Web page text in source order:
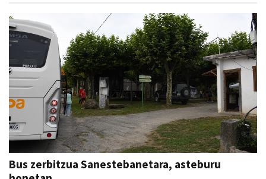
Bus zerbitzua Sanestebanetara, asteburu